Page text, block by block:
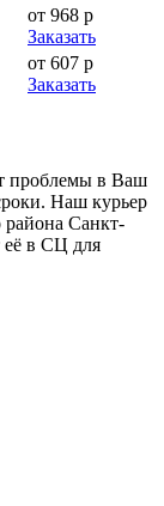
от 968 р
Заказать
от 607 р
Заказать
проблемы в Ваш
Наш курьер
Санкт-
её в СЦ для